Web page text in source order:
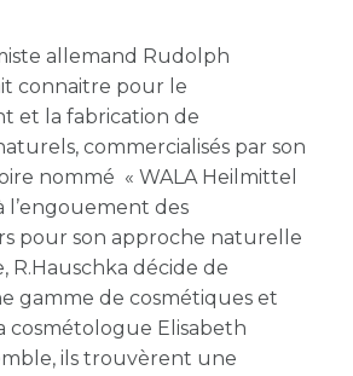
allemand Rudolph
connaitre pour le
et la fabrication de
commercialisés par son
nommé « WALA Heilmittel
l’engouement des
pour son approche naturelle
R.Hauschka décide de
gamme de cosmétiques et
cosmétologue Elisabeth
ils trouvèrent une